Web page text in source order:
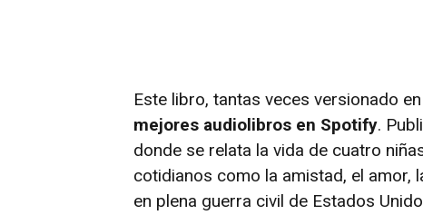
Este libro, tantas veces versionado
mejores audiolibros en Spotify.
donde se relata la vida de cuatro
cotidianos como la amistad, el amor,
en plena guerra civil de Estados